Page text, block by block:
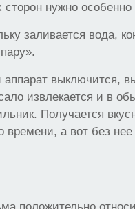
нужно особенно
заливается вода,
выключится,
извлекается и в
Получается
времени, а вот без нее